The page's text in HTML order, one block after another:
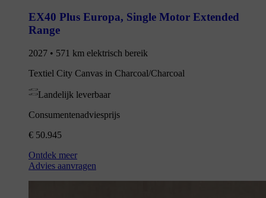
EX40 Plus Europa, Single Motor Extended
Range
2027 • 571 km elektrisch bereik
Textiel City Canvas in Charcoal/Charcoal
Landelijk leverbaar
Consumentenadviesprijs
€ 50.945
Ontdek meer
Advies aanvragen